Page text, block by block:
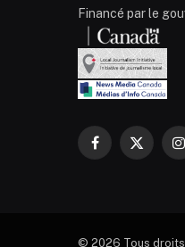
Financé par le
Facebook
X
© 2026 Tous droits